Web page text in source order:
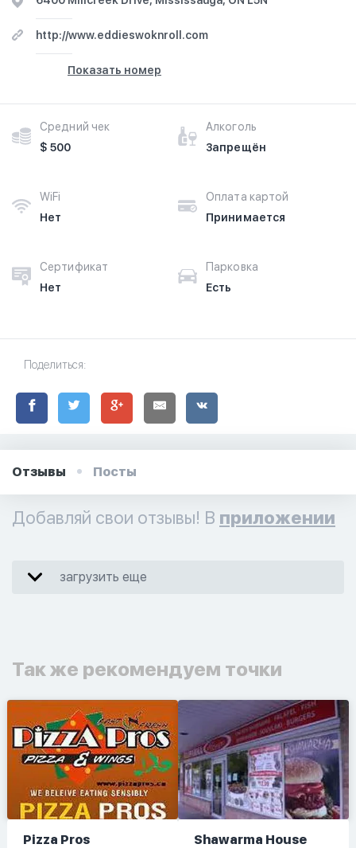
http://www.eddieswoknroll.com
Показать номер
Средний чек
$ 500
Алкоголь
Запрещён
WiFi
Нет
Оплата картой
Принимается
Сертификат
Нет
Парковка
Есть
Поделиться:
Отзывы Посты
Добавляй свои отзывы! В приложении
загрузить еще
Так же рекомендуем точки
Pizza Pros Shawarma House